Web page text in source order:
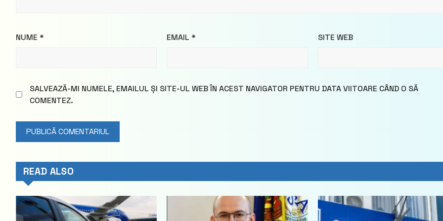
NUME * EMAIL * SITE WEB
SALVEAZĂ-MI NUMELE, EMAILUL ȘI SITE-UL WEB ÎN ACEST NAVIGATOR PENTRU DATA VIITOARE CÂND O SĂ
COMENTEZ.
READ ALSO